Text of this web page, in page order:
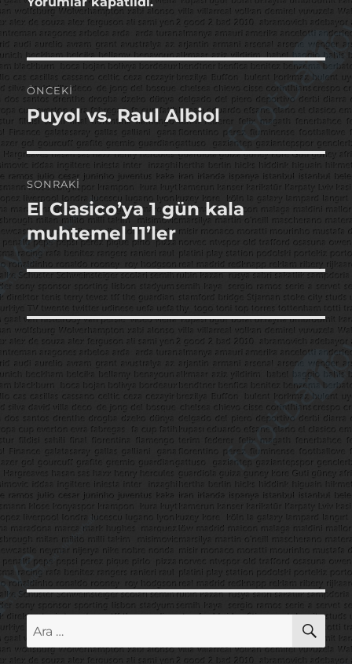
Yazı
gezinmesi
ÖNCEKI
Önceki
yazı:
Puyol vs. Raul Albiol
SONRAKI
Sonraki
yazı:
El Clasico’ya 1 gün kala
muhtemel 11’ler
Ara: